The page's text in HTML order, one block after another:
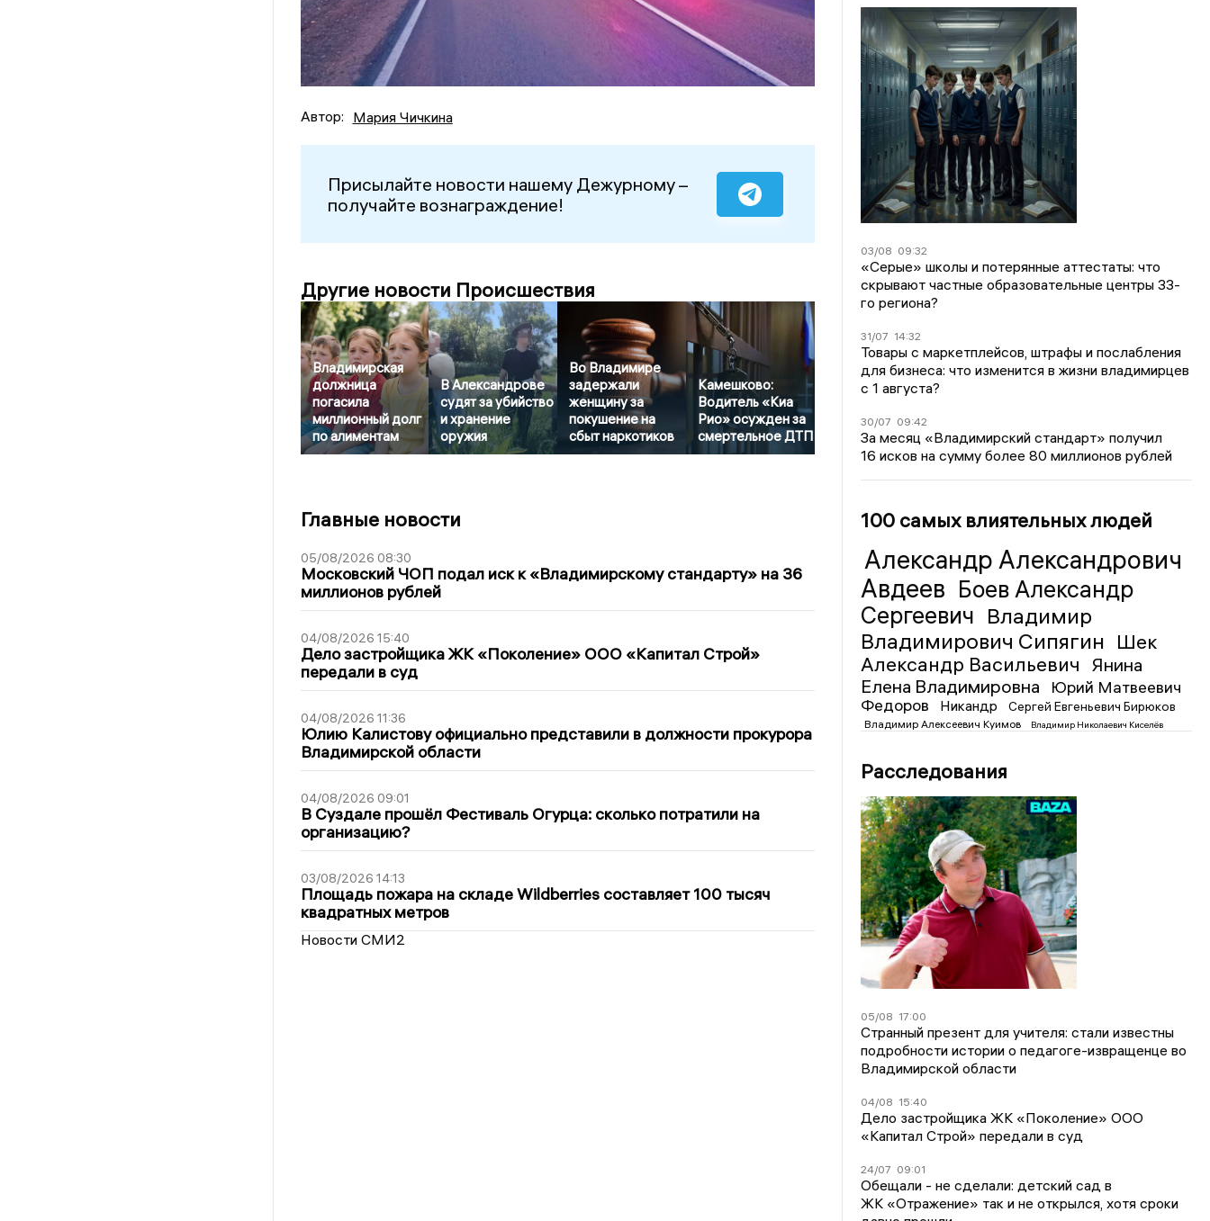
Автор: Мария Чичкина
Присылайте новости нашему Дежурному –
получайте вознаграждение!
Другие новости Происшествия
Владимирская
должница
погасила
миллионный долг
по алиментам
В Александрове
судят за убийство
и хранение
оружия
Во Владимире
задержали
женщину за
покушение на
сбыт наркотиков
Камешково:
Водитель «Киа
Рио» осужден за
смертельное ДТП
Главные новости
05/08/2026 08:30
Московский ЧОП подал иск к «Владимирскому стандарту» на 36
миллионов рублей
04/08/2026 15:40
Дело застройщика ЖК «Поколение» ООО «Капитал Строй»
передали в суд
04/08/2026 11:36
Юлию Калистову официально представили в должности прокурора
Владимирской области
04/08/2026 09:01
В Суздале прошёл Фестиваль Огурца: сколько потратили на
организацию?
03/08/2026 14:13
Площадь пожара на складе Wildberries составляет 100 тысяч
квадратных метров
Новости СМИ2
03/08 09:32
«Серые» школы и потерянные аттестаты: что
скрывают частные образовательные центры 33-
го региона?
31/07 14:32
Товары с маркетплейсов, штрафы и послабления
для бизнеса: что изменится в жизни владимирцев
с 1 августа?
30/07 09:42
За месяц «Владимирский стандарт» получил
16 исков на сумму более 80 миллионов рублей
100 самых влиятельных людей
Александр Александрович
Авдеев Боев Александр
Сергеевич Владимир
Владимирович Сипягин Шек
Александр Васильевич
Янина
Елена Владимировна
Юрий Матвеевич
Федоров
Никандр Сергей Евгеньевич Бирюков
Владимир Алексеевич Куимов Владимир Николаевич Киселёв
Расследования
05/08 17:00
Странный презент для учителя: стали известны
подробности истории о педагоге-извращенце во
Владимирской области
04/08 15:40
Дело застройщика ЖК «Поколение» ООО
«Капитал Строй» передали в суд
24/07 09:01
Обещали - не сделали: детский сад в
ЖК «Отражение» так и не открылся, хотя сроки